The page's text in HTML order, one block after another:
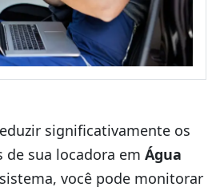
significativamente os
de sua locadora em Água
você pode monitorar